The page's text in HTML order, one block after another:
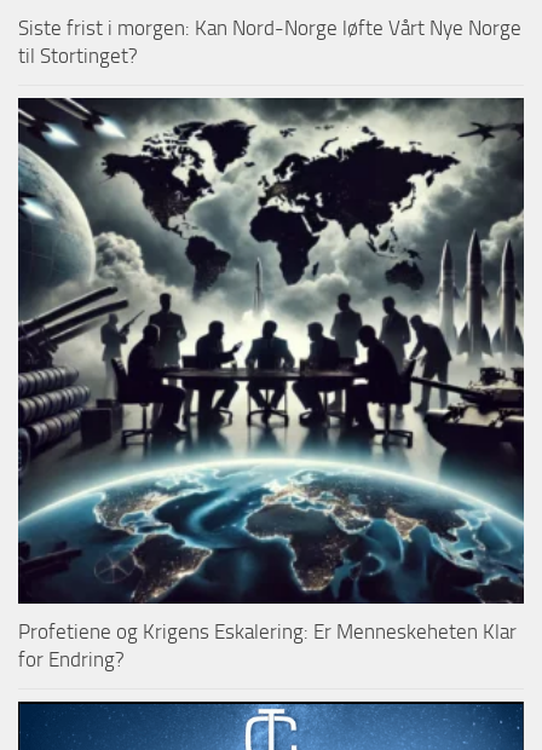
Siste frist i morgen: Kan Nord-Norge løfte Vårt Nye Norge
til Stortinget?
Profetiene og Krigens Eskalering: Er Menneskeheten Klar
for Endring?